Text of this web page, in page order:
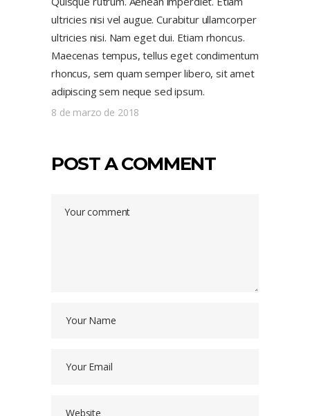
ultricies nisi vel augue. Curabitur ullamcorper
ultricies nisi. Nam eget dui. Etiam rhoncus.
Maecenas tempus, tellus eget condimentum
rhoncus, sem quam semper libero, sit amet
adipiscing sem neque sed ipsum.
8 de marzo de 2018
POST A COMMENT